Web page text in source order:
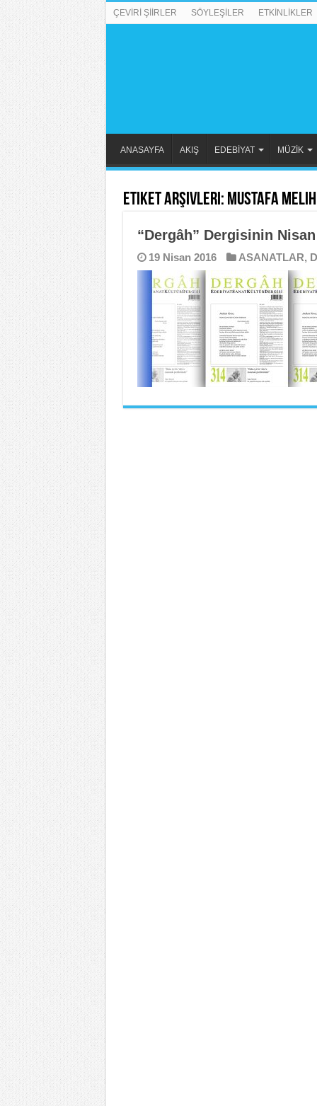
ÇEVİRİ ŞİİRLER SÖYLEŞİLER ETKİNLİKLER
ANASAYFA AKIŞ EDEBİYAT MÜZİK
Etiket Arşivleri: Mustafa
“Dergâh” Dergisinin Nisan
19 Nisan 2016 ASANATLAR,